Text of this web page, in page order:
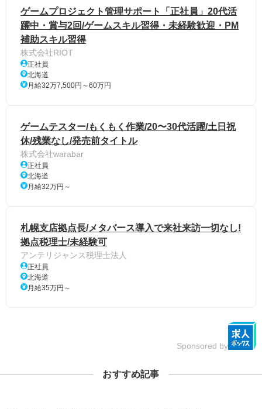
ゲームプロジェクト管理サポート「正社員」20代活
躍中・賞与2回/ゲームスキル習得・未経験歓迎・PM
補助スキル習得
株式会社RIOT
正社員
北海道
月給32万7,500円～60万円
ゲームテスター/もくもく作業/20〜30代活躍/土日祝
休/残業なし/発売前タイトル
株式会社warabar
正社員
北海道
月給32万円～
札幌支店拠点長/メタバース導入で来社来訪一切なし!
拠点税理士/未経験可
アンテリジャンス税理士法人
正社員
北海道
月給35万円～
Sponsored by
おすすめ記事